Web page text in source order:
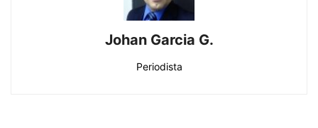
Johan Garcia G.
Periodista